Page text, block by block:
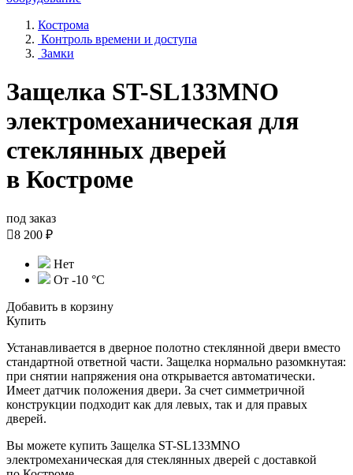
Кострома
Контроль времени и доступа
Замки
Защелка ST-SL133MNO
электромеханическая для
стеклянных дверей
в Костроме
под заказ
8 200 ₽
Нет
От -10 °C
Добавить в корзину
Купить
Устанавливается в дверное полотно стеклянной двери вместо
стандартной ответной части. Защелка нормально разомкнутая:
при снятии напряжения она открывается автоматически.
Имеет датчик положения двери. За счет симметричной
конструкции подходит как для левых, так и для правых
дверей.
Вы можете купить Защелка ST-SL133MNO
электромеханическая для стеклянных дверей с доставкой